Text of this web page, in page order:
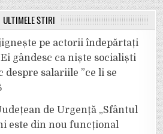
ULTIMELE ȘTIRI
pe actorii îndepărtați
gândesc ca niște socialiști
despre salariile ”ce li se
de Urgență „Sfântul
este din nou funcțional